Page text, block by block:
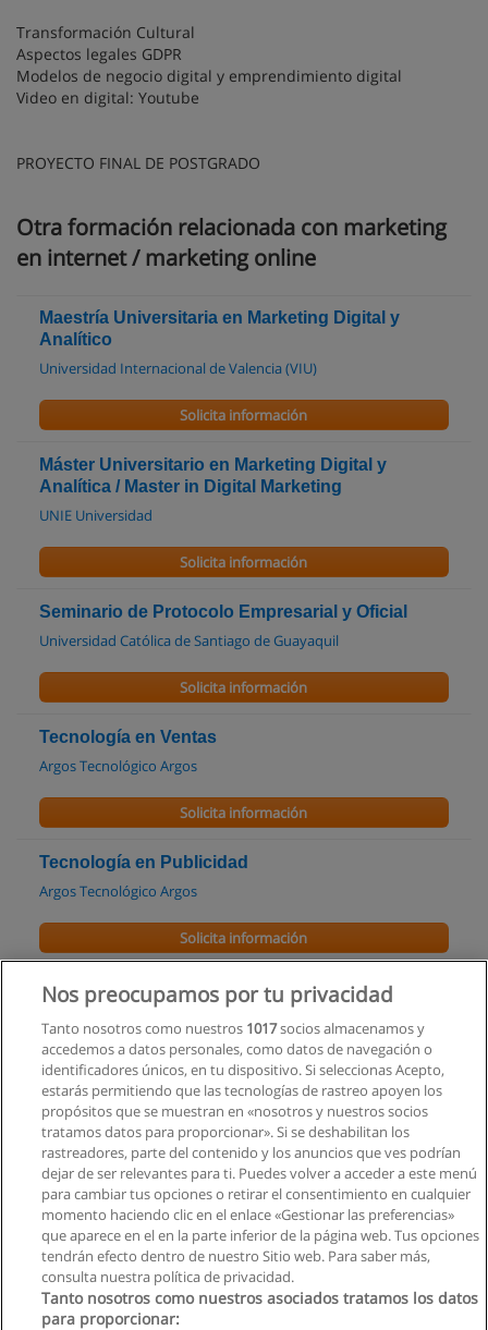
Transformación Cultural
Aspectos legales GDPR
Modelos de negocio digital y emprendimiento digital
Video en digital: Youtube
PROYECTO FINAL DE POSTGRADO
Otra formación relacionada con marketing
en internet / marketing online
Maestría Universitaria en Marketing Digital y
Analítico
Universidad Internacional de Valencia (VIU)
Solicita información
Máster Universitario en Marketing Digital y
Analítica / Master in Digital Marketing
UNIE Universidad
Solicita información
Seminario de Protocolo Empresarial y Oficial
Universidad Católica de Santiago de Guayaquil
Solicita información
Tecnología en Ventas
Argos Tecnológico Argos
Solicita información
Tecnología en Publicidad
Argos Tecnológico Argos
Solicita información
Maestria en Comercio Electronico
Solicita información
Curso de Cómo planear y conducir reuniones
productivas
Centro de Formación Empresarial
Solicita información
Nos preocupamos por tu privacidad
Tanto nosotros como nuestros 1017socios almacenamos y
accedemos a datos personales, como datos de navegación o
identificadores únicos, en tu dispositivo. Si seleccionas Acepto,
estarás permitiendo que las tecnologías de rastreo apoyen los
propósitos que se muestran en «nosotros y nuestros socios
tratamos datos para proporcionar». Si se deshabilitan los
rastreadores, parte del contenido y los anuncios que ves podrían
dejar de ser relevantes para ti. Puedes volver a acceder a este menú
para cambiar tus opciones o retirar el consentimiento en cualquier
momento haciendo clic en el enlace «Gestionar las preferencias»
que aparece en el en la parte inferior de la página web. Tus opciones
tendrán efecto dentro de nuestro Sitio web. Para saber más,
consulta nuestra política de privacidad.
Tanto nosotros como nuestros asociados tratamos los datos
para proporcionar: